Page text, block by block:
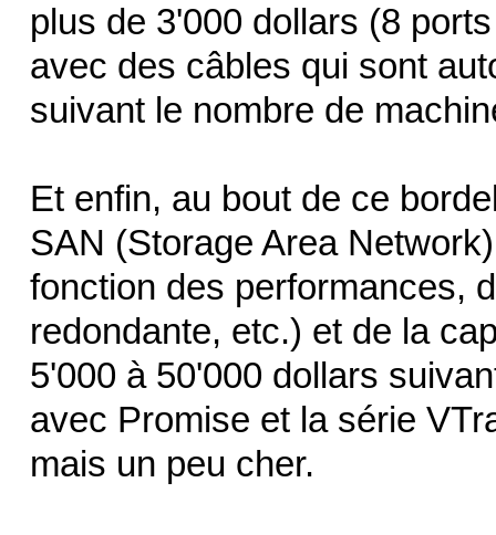
plus de 3'000 dollars (8
avec des câbles qui sont
suivant le nombre de
Et enfin, au bout de ce
SAN (Storage Area
fonction des performances,
redondante, etc.) et de la
5'000 à 50'000 dollars
avec Promise et la série
mais un peu cher.